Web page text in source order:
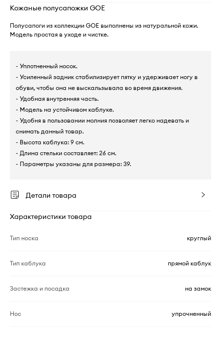
Кожаные полусапожки GOE
Полусапоги из коллекции GOE выполнены из натуральной кожи.
Модель простая в уходе и чистке.
- Уплотненный носок.
- Усиленный задник стабилизирует пятку и удерживает ногу в
обуви, чтобы она не выскальзывала во время движения.
- Удобная внутренняя часть.
- Модель на устойчивом каблуке.
- Удобня в пользовании молния позволяет легко надевать и
снимать данный товар.
- Высота каблука: 9 см.
- Длина стельки составляет: 26 см.
- Параметры указаны для размера: 39.
Детали товара
Характеристики товара
Тип носка круглый
Тип каблука прямой каблук
Застежка и посадка на замок
Нос упрочненный